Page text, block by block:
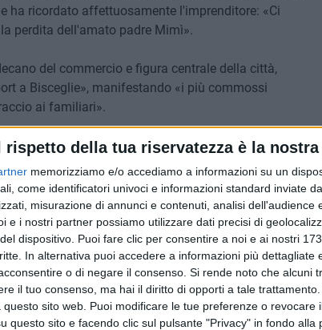
rispetto della tua riservatezza è la
memorizziamo e/o accediamo a informazioni su un
come identificatori univoci e informazioni standard inviate
misurazione di annunci e contenuti, analisi dell'audience
e i nostri partner possiamo utilizzare dati precisi di
dispositivo. Puoi fare clic per consentire a noi e ai nostri
In alternativa puoi accedere a informazioni più dettagliate
o di negare il consenso. Si rende noto che alcuni
il tuo consenso, ma hai il diritto di opporti a tale
sito web. Puoi modificare le tue preferenze o revocare
questo sito e facendo clic sul pulsante "Privacy" in fondo alla
ha ricordato affettuosamente l'imprenditore: «Ci
perdita dell'amato padre Mimì».
del commercio e figura centrale della città,
a Bisceglie», manifestando «i più commossi
ai familiari».
alla famiglia Pedone e all'Unione Calcio,
compianto imprenditore: «Riposa in pace, Girolamo».
Star Volley, che lo ha definito «uno dei riferimenti
e dello sport» in città: «La terra gli sia lieve».
la famiglia delBisceglie Rugby: «Tutte le
con affetto attorno alla famiglia Pedone per la
un punto di riferimento per tanti: la sua gentilezza,
impressi nel cuore di chi ha avuto la fortuna di